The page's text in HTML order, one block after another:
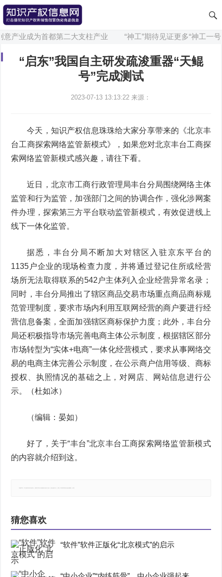
产业成为首都第二大支柱产业 “神工”期待见证更多“神工一号”
“启东”我国自主研发疏浚重器“天鲲
号”完成测试
2023-07-13 13:13:22 来源：
今天，知识产权信息珠珠给大家分享带来的《北京丰
台工商探索网络监管新模式》，如果您对北京丰台工商探
索网络监管新模式感兴趣，请往下看。
近日，北京市工商行政管理局丰台分局围绕网络主体
监管和行为监管，加强部门之间的协调合作，强化涉网案
件办理，探索第三方平台联动监管新模式，有效促进线上
线下一体化监管。
据悉，丰台分局不断加大对辖区入驻京东平台的
1135户企业的现场检查力度，并将通过登记住所或经营
场所无法取得联系的542户主体列入企业经营异常名录；
同时，丰台分局推出了辖区商品交易市场重点商品商标规
范管理制度，要求市场内利用互联网经营的商户要进行经
营信息备案，全面加强辖区商标保护力度；此外，丰台分
局还积极指导市场完善电商主体公示制度，根据辖区部分
市场转型为“实体+电商”一体化经营模式，要求从事网络交
易的电商主体完善公示制度，在公示商户信用等级、商标
授权、执照情况的基础之上，对网店、网站信息进行公
示。（杜如冰）
（编辑：晏如）
好了，关于“丰台”北京丰台工商探索网络监管新模式
的内容就介绍到这。
猜您喜欢
“软件”软件正版化“北京模式”的启示